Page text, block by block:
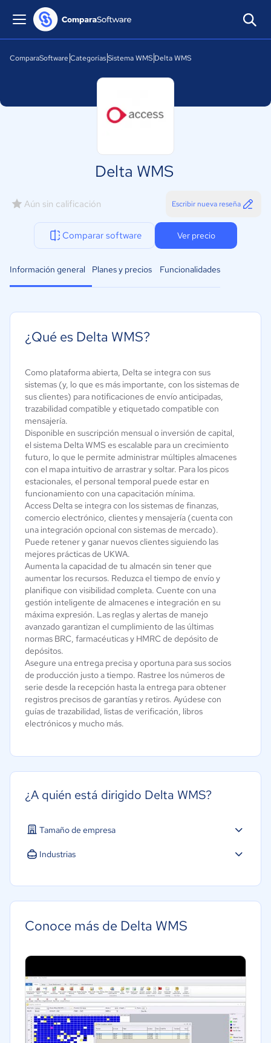
ComparaSoftware CategoríasSistema WMS Delta WMS
Delta WMS
Aún sin calificación Escribir nueva reseña
Comparar software Ver precio
Información general Planes y precios Funcionalidades
¿Qué es Delta WMS?
Como plataforma abierta, Delta se integra con sus
sistemas (y, lo que es más importante, con los sistemas de
sus clientes) para notificaciones de envío anticipadas,
trazabilidad compatible y etiquetado compatible con
mensajería.
Disponible en suscripción mensual o inversión de capital,
el sistema Delta WMS es escalable para un crecimiento
futuro, lo que le permite administrar múltiples almacenes
con el mapa intuitivo de arrastrar y soltar. Para los picos
estacionales, el personal temporal puede estar en
funcionamiento con una capacitación mínima.
Access Delta se integra con los sistemas de finanzas,
comercio electrónico, clientes y mensajería (cuenta con
una integración opcional con sistemas de mercado).
Puede retener y ganar nuevos clientes siguiendo las
mejores prácticas de UKWA.
Aumenta la capacidad de tu almacén sin tener que
aumentar los recursos. Reduzca el tiempo de envío y
planifique con visibilidad completa. Cuente con una
gestión inteligente de almacenes e integración en su
máxima expresión. Las reglas y alertas de manejo
avanzado garantizan el cumplimiento de las últimas
normas BRC, farmacéuticas y HMRC de depósito de
depósitos.
Asegure una entrega precisa y oportuna para sus socios
de producción justo a tiempo. Rastree los números de
serie desde la recepción hasta la entrega para obtener
registros precisos de garantías y retiros. Ayúdese con
guías de trazabilidad, listas de verificación, libros
electrónicos y mucho más.
¿A quién está dirigido Delta WMS?
Tamaño de empresa
Industrias
Conoce más de Delta WMS